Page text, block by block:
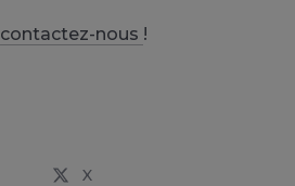
contactez-nous !
X